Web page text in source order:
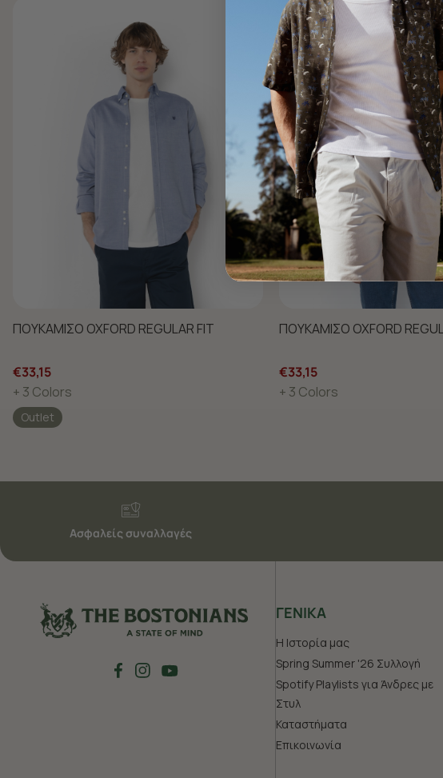
ΠΟΥΚΑΜΙΣΟ OXFORD REGULAR FIT
€33,15
+ 3 Colors
Outlet
ΠΟΥΚΑΜΙΣΟ OXFORD
€33,15
+ 3 Colors
Ασφαλείς συναλλαγές
ΓΕΝΙΚΑ
Η Ιστορία μας
Spring Summer '26 Συλλογή
Spotify Playlists για Άνδρες με
Στυλ
Καταστήματα
Επικοινωνία